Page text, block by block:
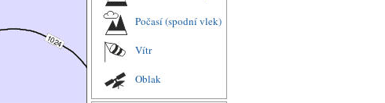
Počasí (spodní vlek)
Vítr
Oblak